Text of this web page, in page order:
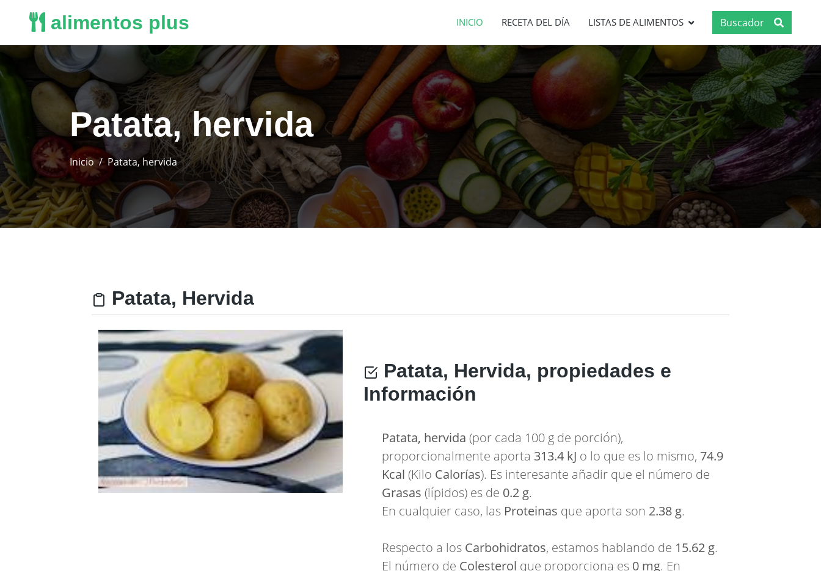
alimentos plus INICIO RECETA DEL DÍA LISTAS DE ALIMENTOS Buscador
Patata, hervida
Inicio Patata, hervida
Patata, Hervida
Patata, Hervida, propiedades e
Información
Patata, hervida (por cada 100 g de porción),
proporcionalmente aporta 313.4 kJ o lo que es lo mismo, 74.9
Kcal (Kilo Calorías). Es interesante añadir que el número de
Grasas (lípidos) es de 0.2 g.
En cualquier caso, las Proteinas que aporta son 2.38 g.
Respecto a los Carbohidratos, estamos hablando de 15.62 g.
El número de Colesterol que proporciona es 0 mg. En